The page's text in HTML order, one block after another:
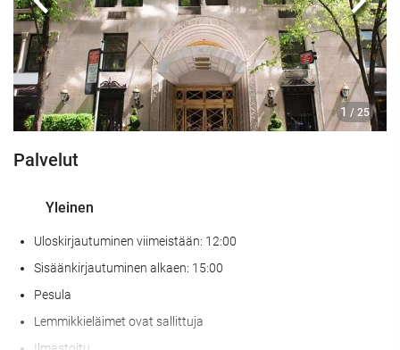
Vastaanottopalvelut
24h-vastaanotto
Matkatavarasäilytys
Kassakaappi
Lippupalvelu
Nopea sisään-/uloskirjautuminen
Lehdistö
Ravintola
Baari
Paikan päällä sijaitseva kahvila
1 / 25
Edellinen
Palvelut
Yleinen
Uloskirjautuminen viimeistään: 12:00
Sisäänkirjautuminen alkaen: 15:00
Pesula
Lemmikkieläimet ovat sallittuja